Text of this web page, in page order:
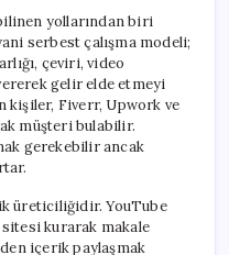
yollarından biri
serbest çalışma modeli;
çeviri, video
gelir elde etmeyi
kişiler, Fiverr, Upwork ve
müşteri bulabilir.
gerekebilir ancak
üreticiliğidir. YouTube
kurarak makale
içerik paylaşmak